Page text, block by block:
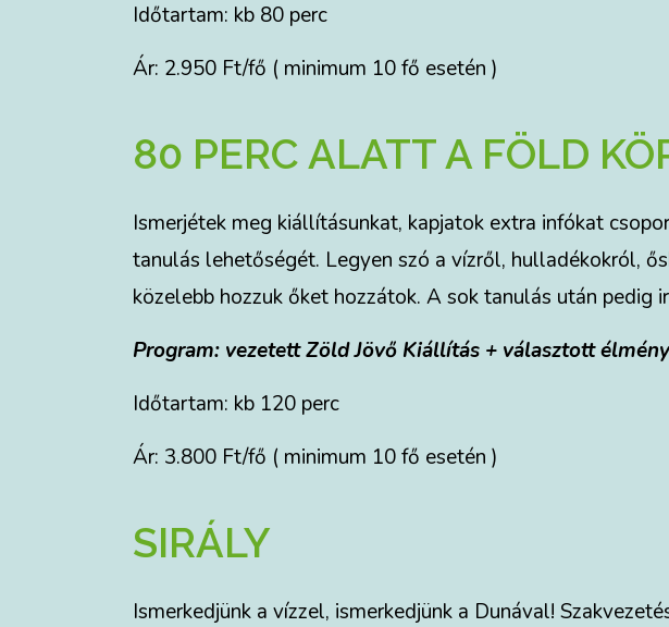
Időtartam: kb 80 perc
Ár: 2.950 Ft/fő ( minimum 10 fő esetén )
80 PERC ALATT A FÖLD
Ismerjétek meg kiállításunkat, kapjatok extra infókat
tanulás lehetőségét. Legyen szó a vízről, hulladékokról,
közelebb hozzuk őket hozzátok. A sok tanulás után
Program: vezetett Zöld Jövő Kiállítás + választott
Időtartam: kb 120 perc
Ár: 3.800 Ft/fő ( minimum 10 fő esetén )
SIRÁLY
Ismerkedjünk a vízzel, ismerkedjünk a Dunával!